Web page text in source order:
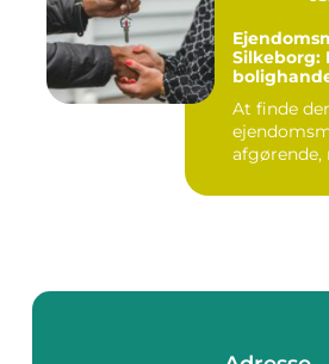
Silkeborg:
At finde
afgørende,